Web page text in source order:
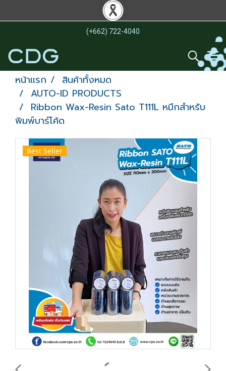
(+662) 722-4040
หน้าแรก
สินค้าทั้งหมด
AUTO-ID PRODUCTS
Ribbon Wax-Resin Sato T111L หมึกสำหรับ
พิมพ์บาร์โค้ด
Best Seller